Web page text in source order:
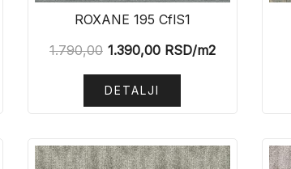
ROXANE 195 CflS1
1.790,00 1.390,00RSD/m2
DETALJI